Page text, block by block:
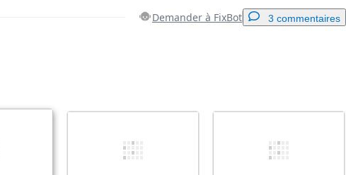
Demander à FixBot 3 commentaires
Publier un commentaire